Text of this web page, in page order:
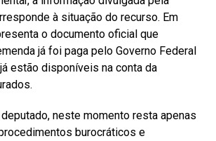
à situação do recurso. Em
o documento oficial que
já foi paga pelo Governo Federal
estão disponíveis na conta da
neste momento resta apenas
burocráticos e